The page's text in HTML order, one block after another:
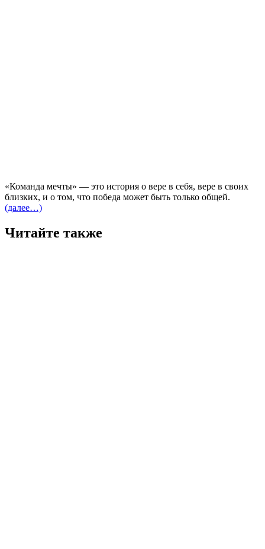
«Команда мечты» — это история о вере в себя, вере в своих
близких, и о том, что победа может быть только общей.
(далее…)
Читайте также